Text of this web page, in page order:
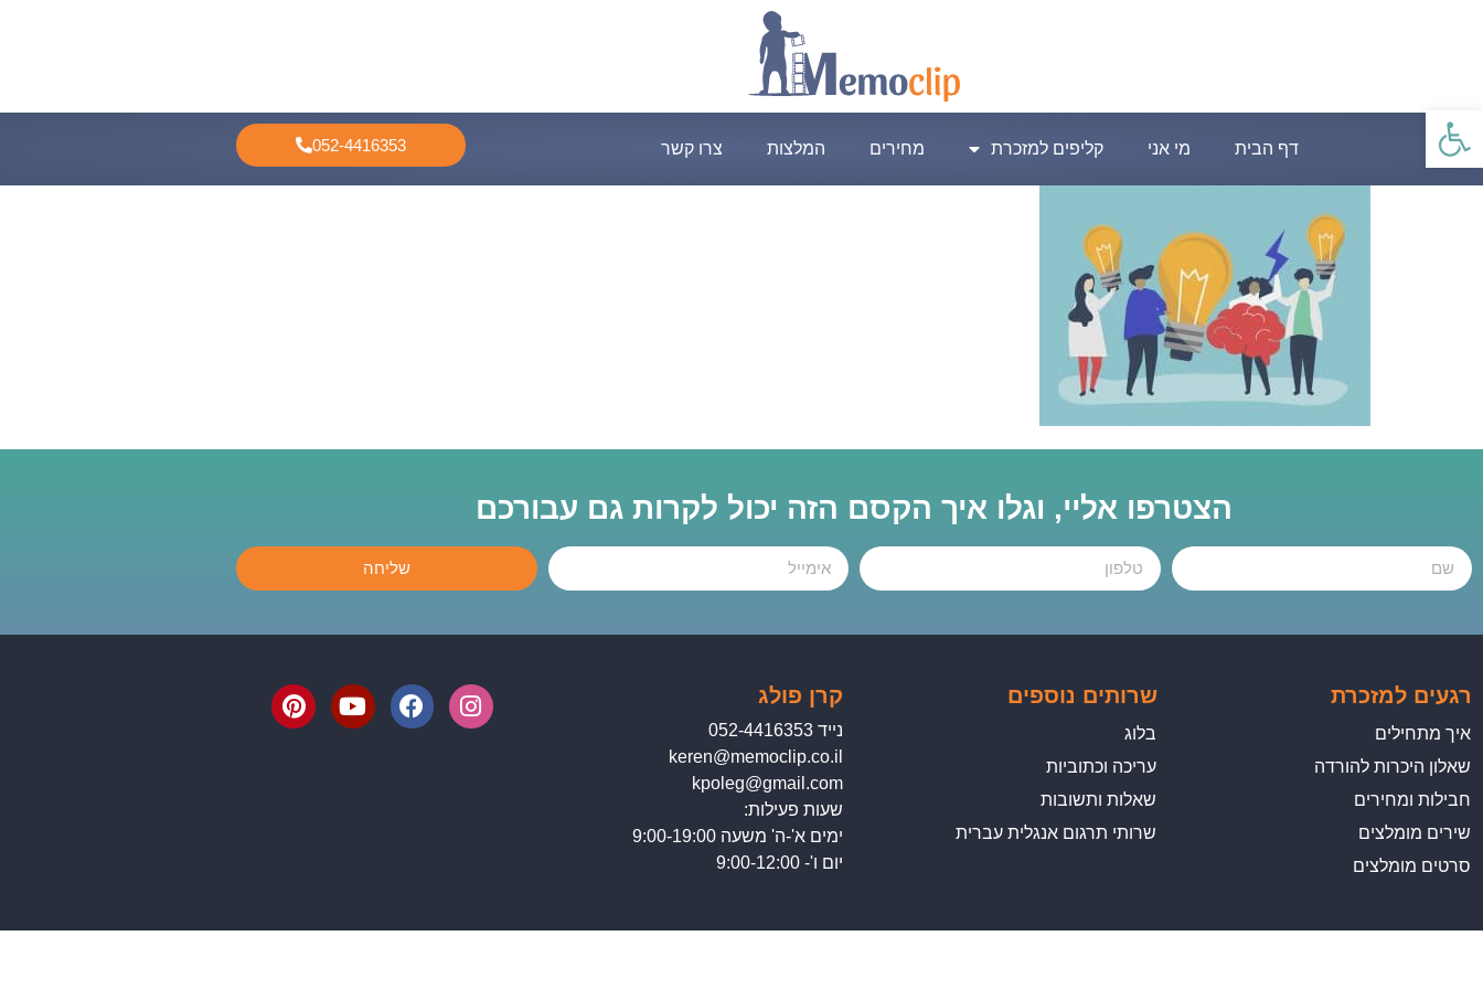
פתח סרגל נגישות
דף הבית מי אני קליפים למזכרת מחירים המלצות צרו קשר 052-4416353
הצטרפו אליי, וגלו איך הקסם הזה יכול לקרות גם עבורכם
שליחה
רגעים למזכרת
איך מתחילים
שאלון היכרות להורדה
חבילות ומחירים
שירים מומלצים
סרטים מומלצים
שרותים נוספים
בלוג
עריכה וכתוביות
שאלות ותשובות
שרותי תרגום אנגלית עברית
קרן פולג
נייד 052-4416353
keren@memoclip.co.il
kpoleg@gmail.com
שעות פעילות:
ימים א'-ה' משעה 9:00-19:00
יום ו'- 9:00-12:00